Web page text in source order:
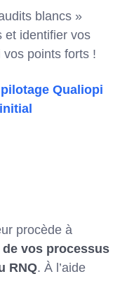
blancs »
et identifier vos
points forts !
Qualiopi
procède à
vos processus
RNQ. À l’aide